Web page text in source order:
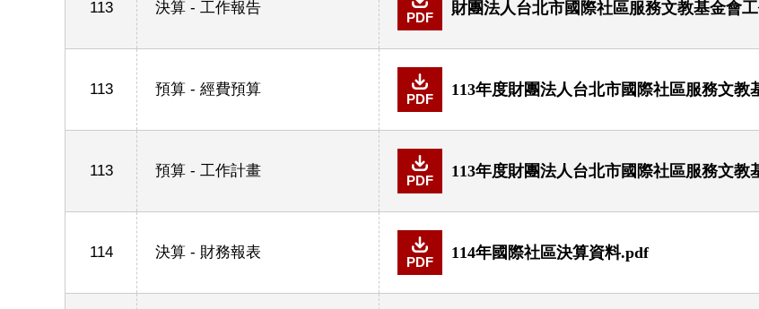
113 決算 - 工作報告
PDF
財團法人台北市國際社區服務文教基金會
113 預算 - 經費預算
PDF
113年度財團法人台北市國際社區服務文
113 預算 - 工作計畫
PDF
113年度財團法人台北市國際社區服務文
114 決算 - 財務報表
PDF
114年國際社區決算資料.pdf